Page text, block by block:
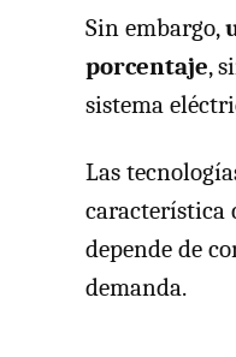
Sin embargo,
porcentaje,
sistema
Las
característica
depende de
demanda.